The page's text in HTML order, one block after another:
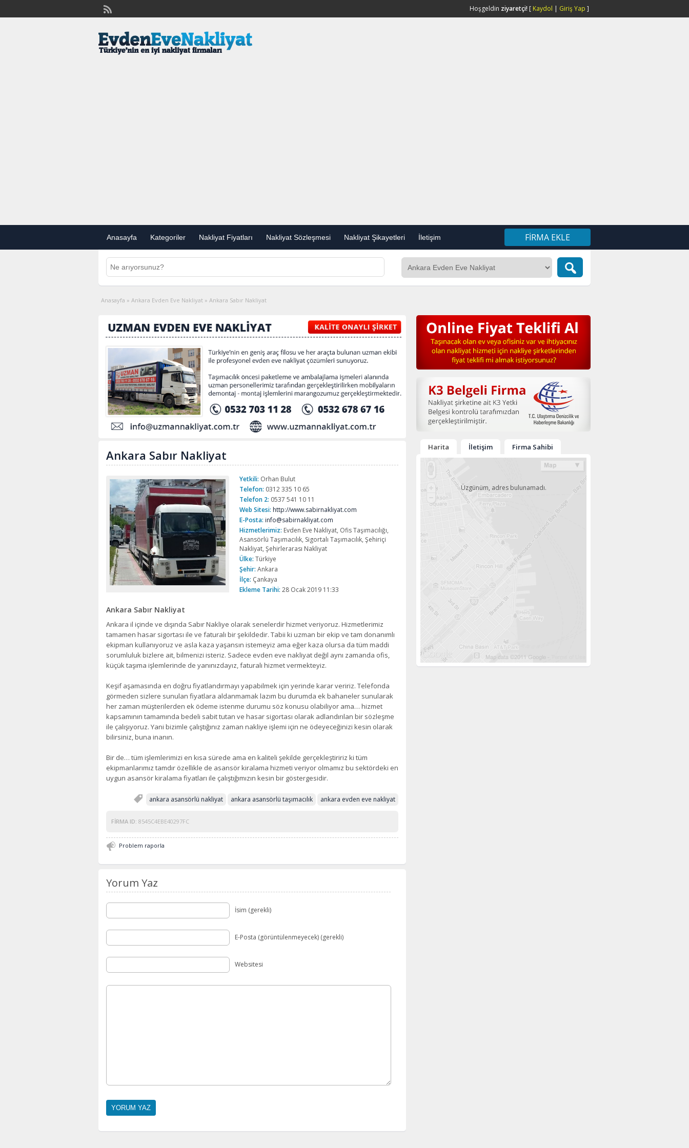
Hoşgeldin ziyaretçi! [ Kaydol | Giriş Yap ]
Anasayfa Kategoriler Nakliyat Fiyatları Nakliyat Sözleşmesi Nakliyat Şikayetleri İletişim FIRMA EKLE
Anasayfa » Ankara Evden Eve Nakliyat » Ankara Sabır Nakliyat
Ankara Sabır Nakliyat
Yetkili: Orhan Bulut
Telefon: 0312 335 10 65
Telefon 2: 0537 541 10 11
Web Sitesi: http://www.sabirnakliyat.com
E-Posta: info@sabirnakliyat.com
Hizmetlerimiz: Evden Eve Nakliyat, Ofis Taşımacılığı,
Asansörlü Taşımacılık, Sigortalı Taşımacılık, Şehiriçi
Nakliyat, Şehirlerarası Nakliyat
Ülke: Türkiye
Şehir: Ankara
İlçe: Çankaya
Ekleme Tarihi: 28 Ocak 2019 11:33
Ankara Sabır Nakliyat
Ankara il içinde ve dışında Sabır Nakliye olarak senelerdir hizmet veriyoruz. Hizmetlerimiz
tamamen hasar sigortası ile ve faturalı bir şekildedir. Tabii ki uzman bir ekip ve tam donanımlı
ekipman kullanıyoruz ve asla kaza yaşansın istemeyiz ama eğer kaza olursa da tüm maddi
sorumluluk bizlere ait, bilmenizi isteriz. Sadece evden eve nakliyat değil aynı zamanda ofis,
küçük taşıma işlemlerinde de yanınızdayız, faturalı hizmet vermekteyiz.
Keşif aşamasında en doğru fiyatlandırmayı yapabilmek için yerinde karar veririz. Telefonda
görmeden sizlere sunulan fiyatlara aldanmamak lazım bu durumda ek bahaneler sunularak
her zaman müşterilerden ek ödeme istenme durumu söz konusu olabiliyor ama… hizmet
kapsamının tamamında bedeli sabit tutan ve hasar sigortası olarak adlandırılan bir sözleşme
ile çalışıyoruz. Yani bizimle çalıştığınız zaman nakliye işlemi için ne ödeyeceğinizi kesin olarak
bilirsiniz, buna inanın.
Bir de… tüm işlemlerimizi en kısa sürede ama en kaliteli şekilde gerçekleştiririz ki tüm
ekipmanlarımız tamdır özellikle de asansör kiralama hizmeti veriyor olmamız bu sektördeki en
uygun asansör kiralama fiyatları ile çalıştığımızın kesin bir göstergesidir.
ankara asansörlü nakliyat ankara asansörlü taşımacılık ankara evden eve nakliyat
FIRMA ID: 8545C4EBE40297FC
Problem raporla
Yorum Yaz
İsim (gerekli)
E-Posta (görüntülenmeyecek) (gerekli)
Websitesi
Harita İletişim Firma Sahibi
Üzgünüm, adres bulunamadı.